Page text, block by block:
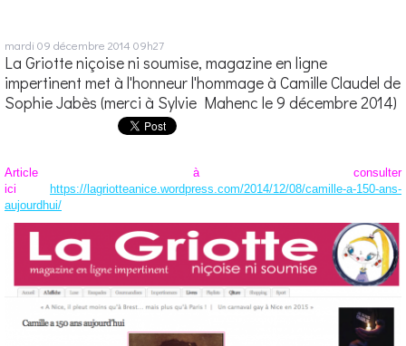
mardi 09 décembre 2014 09h27
La Griotte niçoise ni soumise, magazine en ligne
impertinent met à l'honneur l'hommage à Camille Claudel de
Sophie Jabès (merci à Sylvie Mahenc le 9 décembre 2014)
Article à consulter
ici https://lagriotteanice.wordpress.com/2014/12/08/camille-a-150-ans-
aujourdhui/